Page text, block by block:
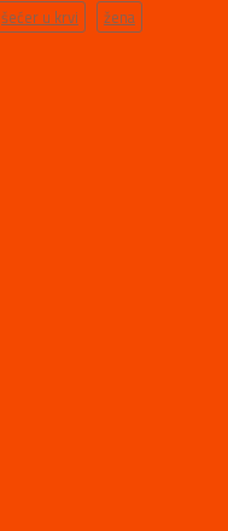
šećer u krvi
žena